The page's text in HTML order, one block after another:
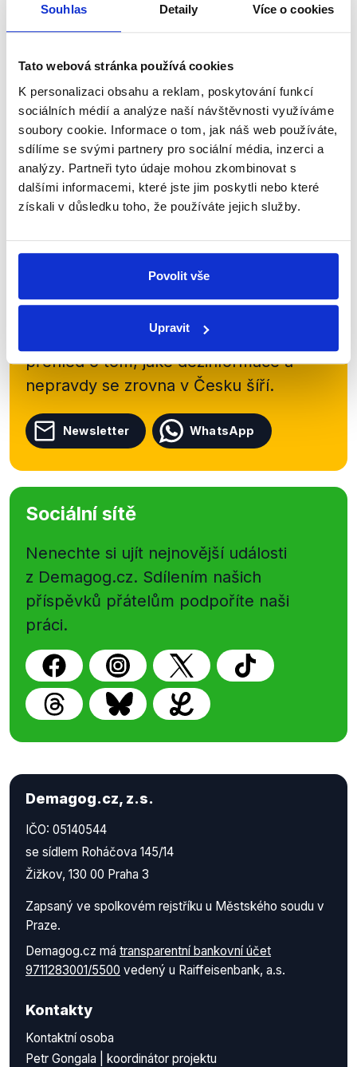
Souhlas Detaily Více o cookies
Tato webová stránka používá cookies
K personalizaci obsahu a reklam, poskytování funkcí
sociálních médií a analýze naší návštěvnosti využíváme
soubory cookie. Informace o tom, jak náš web používáte,
sdílíme se svými partnery pro sociální média, inzerci a
analýzy. Partneři tyto údaje mohou zkombinovat s
dalšími informacemi, které jste jim poskytli nebo které
získali v důsledku toho, že používáte jejich služby.
Povolit vše
Upravit
17. února 2026
minut dvanáct v televizi Nova. V první části pořadu
mluvil zejména o nejmenování Filipa Turka do
ministerské pozice, o svých minulých...
Číst dál
Zůstaňme v kontaktu
Přihlaste se k odběru našeho
whatsappového
Začněte nás odebírat, a mějte tak
přehled o tom, jaké dezinformace a
nepravdy se zrovna v Česku šíří.
Newsletter WhatsApp
Sociální sítě
Nenechte si ujít nejnovější události
z Demagog.cz. Sdílením našich
příspěvků přátelům podpoříte naši
práci.
Demagog.cz, z.s.
IČO: 05140544
se sídlem Roháčova 145/14
Žižkov, 130 00 Praha 3
Zapsaný ve spolkovém rejstříku u Městského soudu v
Praze.
Demagog.cz má transparentní bankovní účet
9711283001/5500 vedený u Raiffeisenbank, a.s.
Kontakty
Kontaktní osoba
Petr Gongala | koordinátor projektu